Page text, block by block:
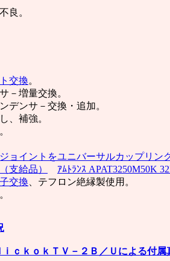
良。
交換。
－増量交換。
デンサ－交換・追加。
、補強。
ョイントをユニバーサルカップリン
支給品）
ｱﾑﾄﾗﾝｽ APAT3250M50K
交換 、テフロン絶縁製使用。
。
ｃｋｏｋＴＶ－２Ｂ／Ｕによる付属